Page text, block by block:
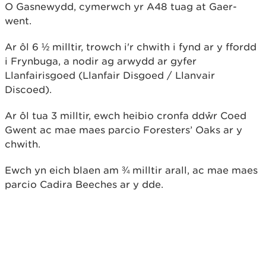
O Gasnewydd, cymerwch yr A48 tuag at Gaer-
went.
Ar ôl 6 ½ milltir, trowch i'r chwith i fynd ar y ffordd
i Frynbuga, a nodir ag arwydd ar gyfer
Llanfairisgoed (Llanfair Disgoed / Llanvair
Discoed).
Ar ôl tua 3 milltir, ewch heibio cronfa ddŵr Coed
Gwent ac mae maes parcio Foresters’ Oaks ar y
chwith.
Ewch yn eich blaen am ¾ milltir arall, ac mae maes
parcio Cadira Beeches ar y dde.